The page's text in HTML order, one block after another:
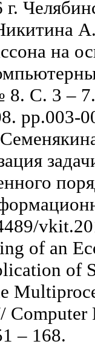
г.
на
8. С. 3 –
pp.003-
of an
of
– 168.